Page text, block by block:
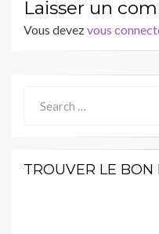
Laisser un
Vous devezvous
for:
TROUVER LE